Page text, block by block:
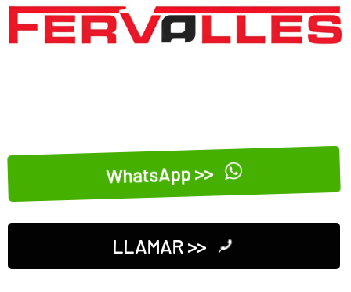
WhatsApp >>
LLAMAR >>